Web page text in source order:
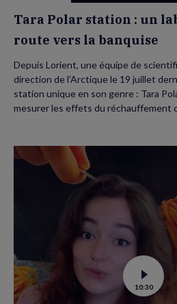
Tara Polar station : un
route vers la banquise
Depuis Lorient, une équipe de
direction de l’Arctique le 19 juillet
station unique en son genre : Tara
mesurer les effets du réchauffement
Voir
la
vidéo
10:30